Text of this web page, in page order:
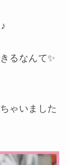
るなんて✨
ゃいました